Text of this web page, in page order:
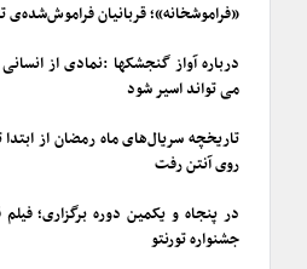
«فراموشخانه»؛ قربانیان فراموش‌شده‌ی
درباره آواز گنجشکها :نمادی از
می تواند اسیر شود
روی آنتن رفت
در پنجاه و یکمین دوره برگزاری؛
جشنواره تورنتو